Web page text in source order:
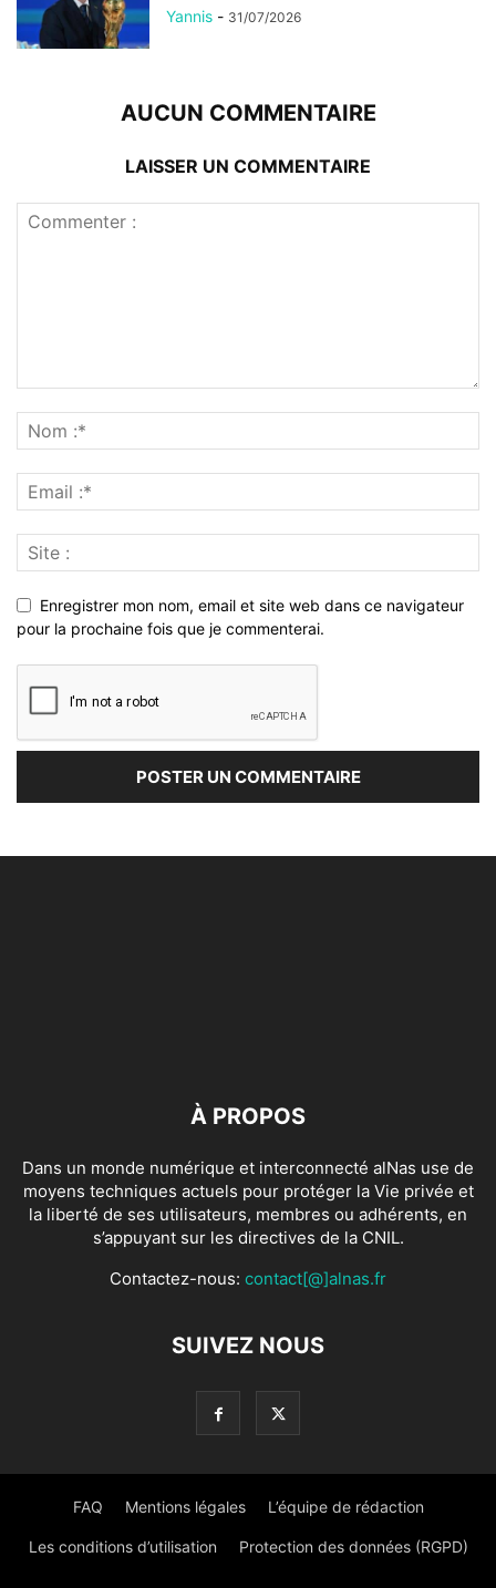
Yannis - 31/07/2026
AUCUN COMMENTAIRE
LAISSER UN COMMENTAIRE
Enregistrer mon nom, email et site web dans ce navigateur
pour la prochaine fois que je commenterai.
À PROPOS
Dans un monde numérique et interconnecté alNas use de
moyens techniques actuels pour protéger la Vie privée et
la liberté de ses utilisateurs, membres ou adhérents, en
s’appuyant sur les directives de la CNIL.
Contactez-nous: contact[@]alnas.fr
SUIVEZ NOUS
FAQ Mentions légales L’équipe de rédaction
Les conditions d’utilisation Protection des données (RGPD)